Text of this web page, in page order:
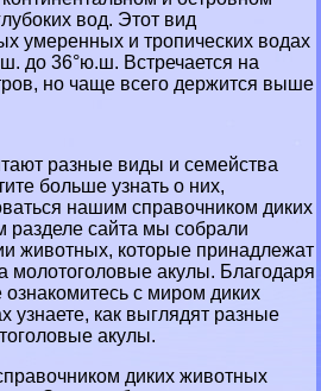
вод. Этот вид
умеренных и тропических водах
до 36°ю.ш. Встречается на
но чаще всего держится выше
разные виды и семейства
больше узнать о них,
нашим справочником диких
сайта мы собрали
животных, которые принадлежат
молотоголовые акулы. Благодаря
с миром диких
узнаете, как выглядят разные
акулы.
диких животных